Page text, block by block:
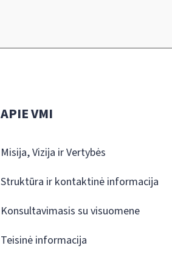
APIE VMI
Misija, Vizija ir Vertybės
Struktūra ir kontaktinė informacija
Konsultavimasis su visuomene
Teisinė informacija